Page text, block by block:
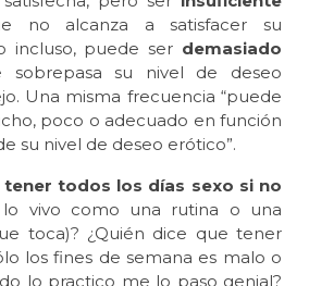
no alcanza a satisfacer su
incluso, puede ser demasiado
sobrepasa su nivel de deseo
Una misma frecuencia “puede
poco o adecuado en función
su nivel de deseo erótico”.
tener todos los días sexo si no
lo vivo como una rutina o una
toca)? ¿Quién dice que tener
los fines de semana es malo o
lo practico me lo paso genial?